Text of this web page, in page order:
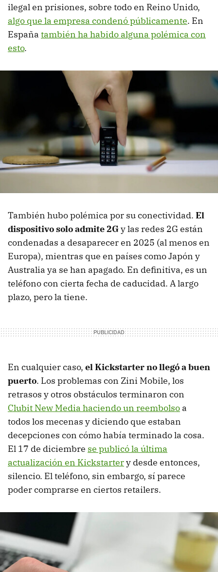
ilegal en prisiones, sobre todo en Reino Unido,
algo que la empresa condenó públicamente. En
España también ha habido alguna polémica con
esto.
También hubo polémica por su conectividad. El
dispositivo solo admite 2Gy las redes 2G están
condenadas a desaparecer en 2025 (al menos en
Europa), mientras que en países como Japón y
Australia ya se han apagado. En definitiva, es un
teléfono con cierta fecha de caducidad. A largo
plazo, pero la tiene.
En cualquier caso, el Kickstarter no llegó a buen
puerto. Los problemas con Zini Mobile, los
retrasos y otros obstáculos terminaron con
Clubit New Media haciendo un reembolso a
todos los mecenas y diciendo que estaban
decepciones con cómo había terminado la cosa.
El 17 de diciembre se publicó la última
actualización en Kickstartery desde entonces,
silencio. El teléfono, sin embargo, sí parece
poder comprarse en ciertos retailers.